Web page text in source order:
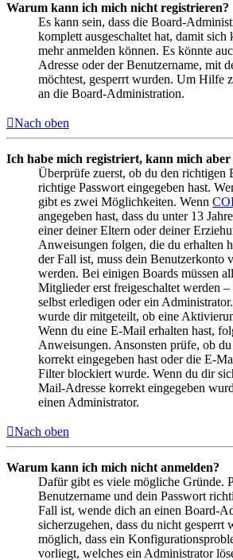
Warum kann ich mich nicht registrieren?
Es kann sein, dass die Board-
komplett ausgeschaltet hat, damit sich
mehr anmelden können. Es könnte
Adresse oder der Benutzername, mit
möchtest, gesperrt wurden. Um Hilfe
an die Board-Administration.
Nach oben
Ich habe mich registriert, kann mich
Überprüfe zuerst, ob du den richtigen
richtige Passwort eingegeben hast.
gibt es zwei Möglichkeiten. Wenn
angegeben hast, dass du unter 13
einer deiner Eltern oder deiner
Anweisungen folgen, die du erhalten
der Fall ist, muss dein Benutzerkonto
werden. Bei einigen Boards müssen
Mitglieder erst freigeschaltet werden
selbst erledigen oder ein
wurde dir mitgeteilt, ob eine
Wenn du eine E-Mail erhalten hast,
Anweisungen. Ansonsten prüfe, ob
korrekt eingegeben hast oder die E-
Filter blockiert wurde. Wenn du dir
Mail-Adresse korrekt eingegeben
einen Administrator.
Nach oben
Warum kann ich mich nicht anmelden?
Dafür gibt es viele mögliche Gründe.
Benutzername und dein Passwort
Fall ist, wende dich an einen Board-
sicherzugehen, dass du nicht gesperrt
möglich, dass ein
vorliegt, welches ein Administrator